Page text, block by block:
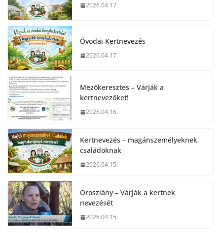
2026.04.17.
Óvodai Kertnevezés
2026.04.17.
Mezőkeresztes – Várják a
kertnevezőket!
2026.04.16.
Kertnevezés – magánszemélyeknek,
családoknak
2026.04.15.
Oroszlány – Várják a kertnek
nevezését
2026.04.15.